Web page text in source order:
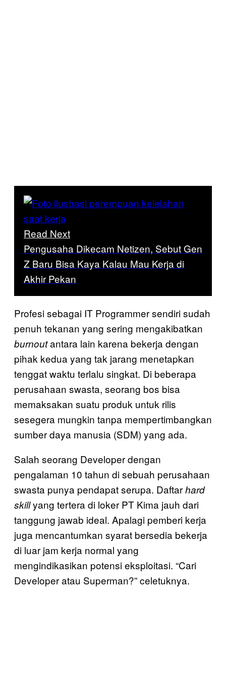
Read Next
Pengusaha Dikecam Netizen, Sebut Gen
Z Baru Bisa Kaya Kalau Mau Kerja di
Akhir Pekan
Profesi sebagai IT Programmer sendiri sudah
penuh tekanan yang sering mengakibatkan
burnoutantara lain karena bekerja dengan
pihak kedua yang tak jarang menetapkan
tenggat waktu terlalu singkat. Di beberapa
perusahaan swasta, seorang bos bisa
memaksakan suatu produk untuk rilis
sesegera mungkin tanpa mempertimbangkan
sumber daya manusia (SDM) yang ada.
Salah seorang Developer dengan
pengalaman 10 tahun di sebuah perusahaan
swasta punya pendapat serupa. Daftarhard
skillyang tertera di loker PT Kima jauh dari
tanggung jawab ideal. Apalagi pemberi kerja
juga mencantumkan syarat bersedia bekerja
di luar jam kerja normal yang
mengindikasikan potensi eksploitasi. “Cari
Developer atau Superman?” celetuknya.